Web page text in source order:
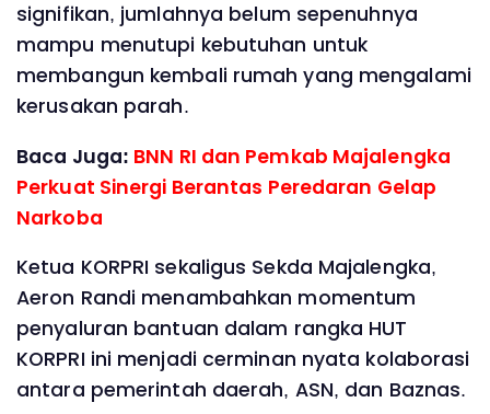
signifikan, jumlahnya belum sepenuhnya
mampu menutupi kebutuhan untuk
membangun kembali rumah yang mengalami
kerusakan parah.
Baca Juga: BNN RI dan Pemkab Majalengka
Perkuat Sinergi Berantas Peredaran Gelap
Narkoba
Ketua KORPRI sekaligus Sekda Majalengka,
Aeron Randi menambahkan momentum
penyaluran bantuan dalam rangka HUT
KORPRI ini menjadi cerminan nyata kolaborasi
antara pemerintah daerah, ASN, dan Baznas.